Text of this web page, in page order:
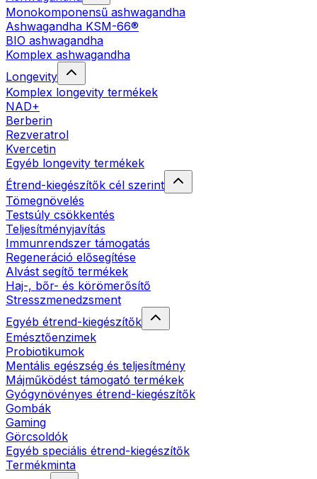
Monokomponensű ashwagandha
Ashwagandha KSM-66®
BIO ashwagandha
Komplex ashwagandha
Longevity
Komplex longevity termékek
NAD+
Berberin
Rezveratrol
Kvercetin
Egyéb longevity termékek
Étrend-kiegészítők cél szerint
Tömegnövelés
Testsúly csökkentés
Teljesítményjavítás
Immunrendszer támogatás
Regeneráció elősegítése
Alvást segítő termékek
Haj-, bőr- és körömerősítő
Stresszmenedzsment
Egyéb étrend-kiegészítők
Emésztőenzimek
Probiotikumok
Mentális egészség és teljesítmény
Májműködést támogató termékek
Gyógynövényes étrend-kiegészítők
Gombák
Gaming
Görcsoldók
Egyéb speciális étrend-kiegészítők
Termékminta